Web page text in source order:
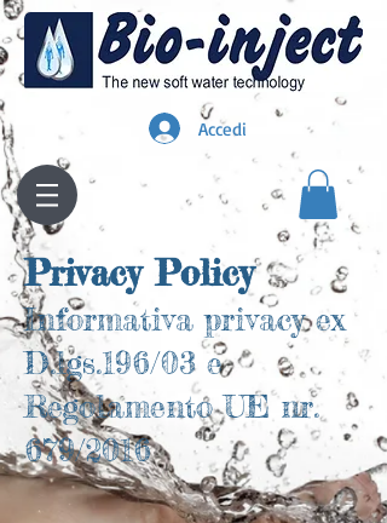
Accedi
Privacy Policy
Informativa privacy ex
D.lgs.196/03 e
Regolamento UE nr.
679/2016